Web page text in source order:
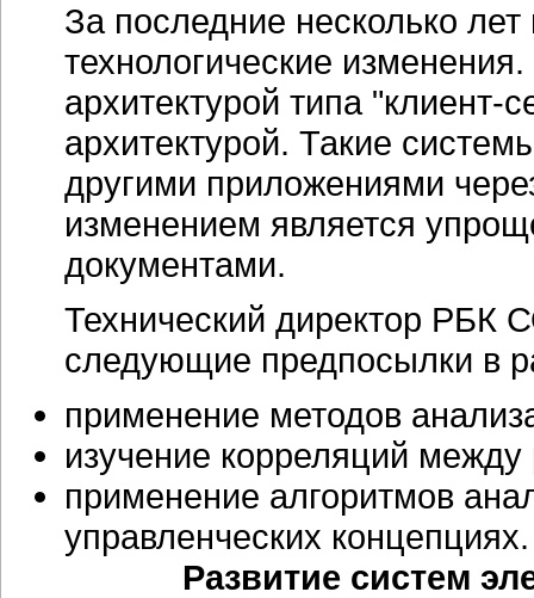
За последние несколько
технологические
архитектурой типа "клиент-
архитектурой. Такие
другими приложениями
изменением является
документами.
Технический директор РБК
следующие предпосылки в
применение методов
изучение корреляций
применение алгоритмов
управленческих концепциях.
Развитие систем